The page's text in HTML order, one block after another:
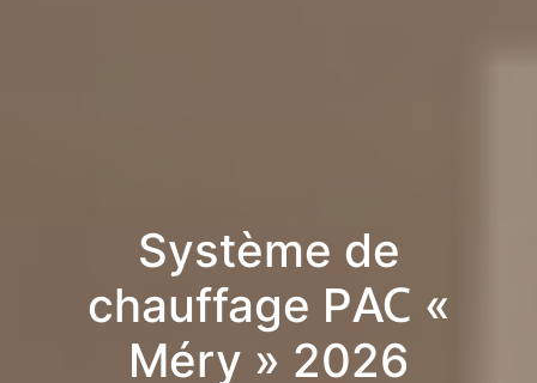
Système de
chauffage PAC «
Méry » 2026